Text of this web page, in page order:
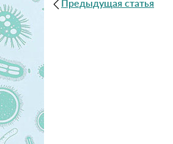
Предыдущая статья